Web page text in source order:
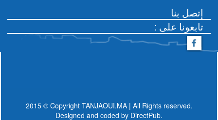
إتصل بنا
: تابعونا على
2015 © Copyright TANJAOUI.MA | All Rights reserved.
Designed and coded by DirectPub.